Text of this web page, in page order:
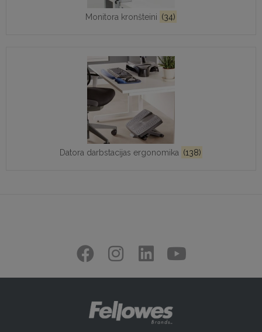
Monitora kronšteini (34)
Datora darbstacijas ergonomika (138)